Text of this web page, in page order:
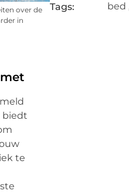
over de
in
biedt
te
Tags: bed